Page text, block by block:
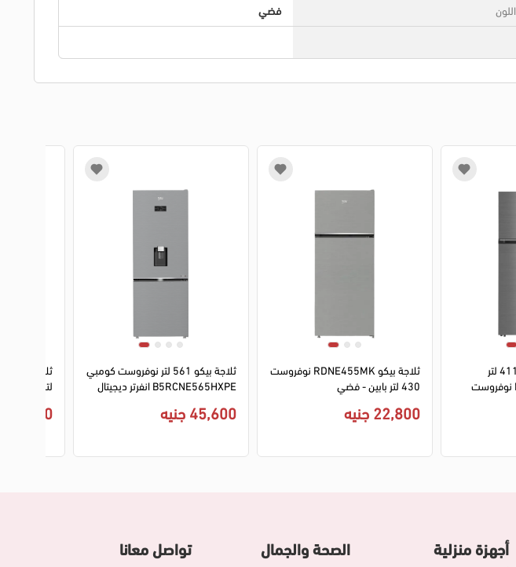
اللون
فضي
88,000 جنيه
ثلاجة بيكو 561 لتر نوفروست كومبي
B5RCNE565HXPE انفرتر ديجيتال
45,600 جنيه
ثلاجة بيكو RDNE455MK نوفروست
430 لتر بابين - فضي
22,800 جنيه
ثلاجه ميديا برو ستيل 411 لتر
MDRT580MTN46D نوفروست
1 2
أجهزة منزلية الصحة والجمال تواصل معانا